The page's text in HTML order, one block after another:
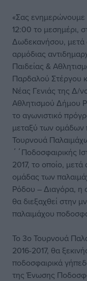
«Σας ενημερώνουμε
12:00 το μεσημέρι,
Δωδεκανήσου, μετά
αρμόδιας
Παιδείας &
Παρδαλού Στέργου
Νέας Γενιάς της Δ/
Αθλητισμού Δήμου
το αγωνιστικό
μεταξύ των ομάδων
Τουρνουά
΄΄Ποδοσφαιρικής
2017, το οποίο,
ομάδας των
Ρόδου – Διαγόρα, η
θα διεξαχθεί στην
παλαιμάχου
Το 3ο Τουρνουά
2016-2017, θα
ποδοσφαιρικά
της Ένωσης